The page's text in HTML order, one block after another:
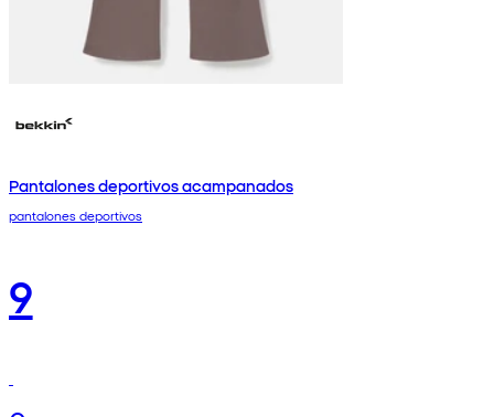
Pantalones deportivos acampanados
pantalones deportivos
9